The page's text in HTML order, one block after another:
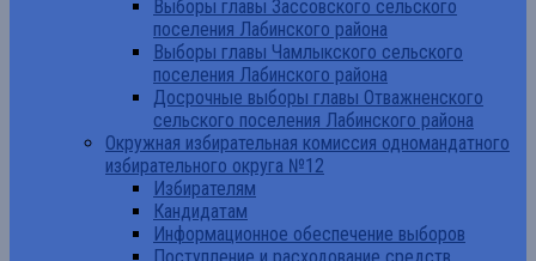
Выборы главы Зассовского сельского
поселения Лабинского района
Выборы главы Чамлыкского сельского
поселения Лабинского района
Досрочные выборы главы Отважненского
сельского поселения Лабинского района
Окружная избирательная комиссия одномандатного
избирательного округа №12
Избирателям
Кандидатам
Информационное обеспечение выборов